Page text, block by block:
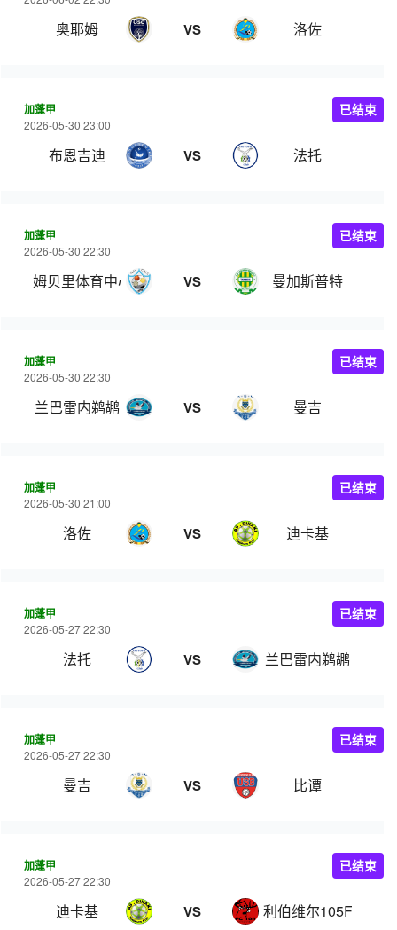
奥耶姆 VS 洛佐
加蓬甲
2026-05-30 23:00
布恩吉迪 VS 法托
已结束
加蓬甲
2026-05-30 22:30
姆贝里体育中心 VS 曼加斯普特
已结束
加蓬甲
2026-05-30 22:30
兰巴雷内鹈鹕 VS 曼吉
已结束
加蓬甲
2026-05-30 21:00
洛佐 VS 迪卡基
已结束
加蓬甲
2026-05-27 22:30
法托 VS 兰巴雷内鹈鹕
已结束
加蓬甲
2026-05-27 22:30
曼吉 VS 比谭
已结束
加蓬甲
2026-05-27 22:30
迪卡基 VS 利伯维尔105FC
已结束